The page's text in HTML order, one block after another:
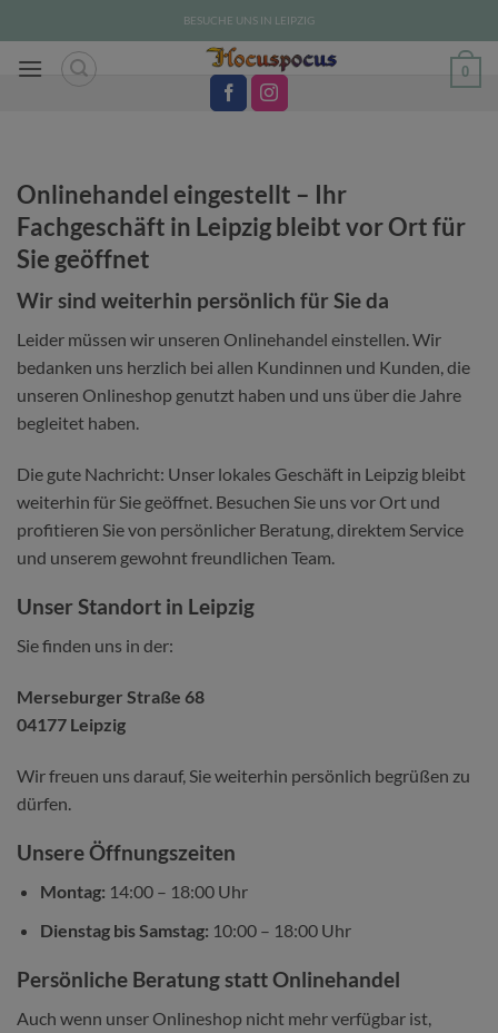
Inhalt
springen
BESUCHE UNS IN LEIPZIG
0
Onlinehandel eingestellt – Ihr
Fachgeschäft in Leipzig bleibt vor Ort für
Sie geöffnet
Wir sind weiterhin persönlich für Sie da
Leider müssen wir unseren Onlinehandel einstellen. Wir
bedanken uns herzlich bei allen Kundinnen und Kunden, die
unseren Onlineshop genutzt haben und uns über die Jahre
begleitet haben.
Die gute Nachricht: Unser lokales Geschäft in Leipzig bleibt
weiterhin für Sie geöffnet. Besuchen Sie uns vor Ort und
profitieren Sie von persönlicher Beratung, direktem Service
und unserem gewohnt freundlichen Team.
Unser Standort in Leipzig
Sie finden uns in der:
Merseburger Straße 68
04177 Leipzig
Wir freuen uns darauf, Sie weiterhin persönlich begrüßen zu
dürfen.
Unsere Öffnungszeiten
Montag: 14:00 – 18:00 Uhr
Dienstag bis Samstag: 10:00 – 18:00 Uhr
Persönliche Beratung statt Onlinehandel
Auch wenn unser Onlineshop nicht mehr verfügbar ist,